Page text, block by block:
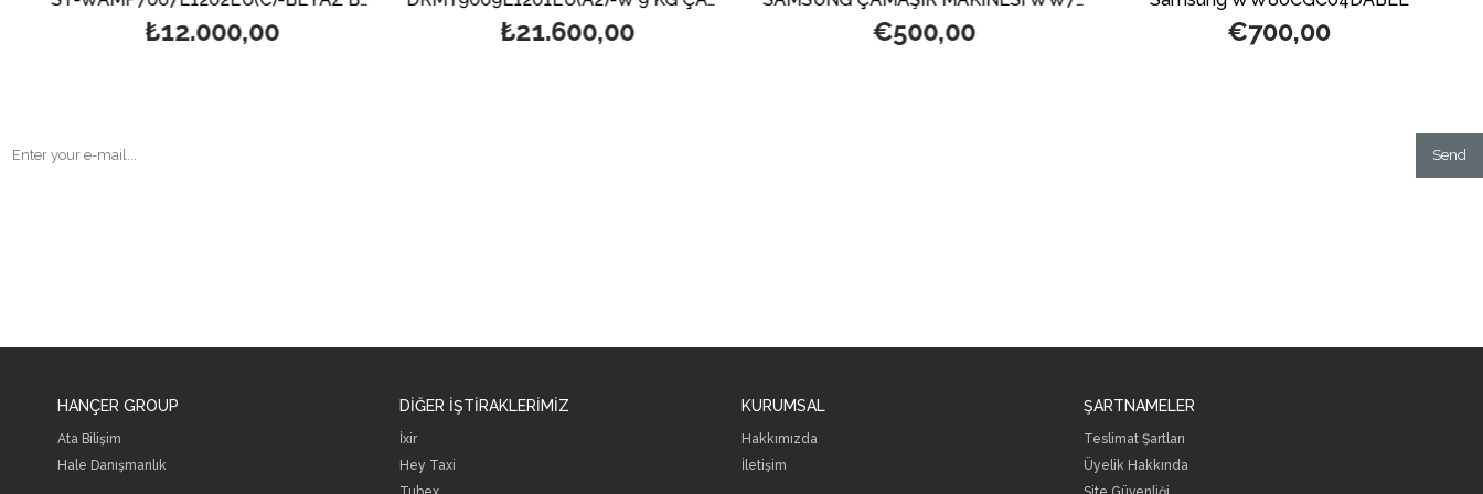
₺12.000,00 ₺21.600,00 €500,00 €700,00
Send
HANÇER GROUP
Ata Bilişim
Hale Danışmanlık
DİĞER İŞTİRAKLERİMİZ
İxir
Hey Taxi
KURUMSAL
Hakkımızda
İletişim
ŞARTNAMELER
Teslimat Şartları
Üyelik Hakkında